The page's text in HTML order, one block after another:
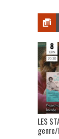
LES
genre/